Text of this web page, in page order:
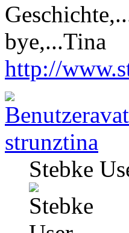
bye,...Tina
http://
strunztina
Stebke